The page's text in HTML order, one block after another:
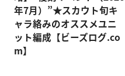
年7月）”★スカウト旬キ
ャラ絡みのオススメユニ
ット編成【ビーズログ.co
m】